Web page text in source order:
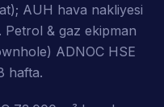
AUH hava nakliyesi
& gaz ekipman
ADNOC HSE
hafta.